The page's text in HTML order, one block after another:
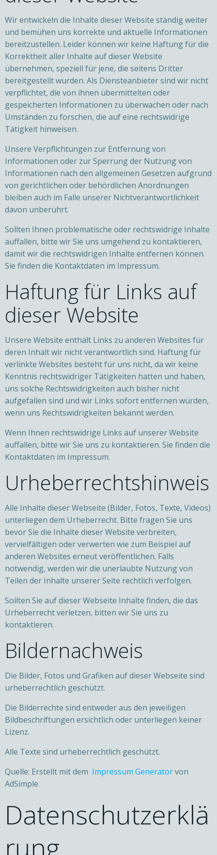
Wir entwickeln die Inhalte dieser Website ständig weiter
und bemühen uns korrekte und aktuelle Informationen
bereitzustellen. Leider können wir keine Haftung für die
Korrektheit aller Inhalte auf dieser Website
übernehmen, speziell für jene, die seitens Dritter
bereitgestellt wurden. Als Diensteanbieter sind wir nicht
verpflichtet, die von ihnen übermittelten oder
gespeicherten Informationen zu überwachen oder nach
Umständen zu forschen, die auf eine rechtswidrige
Tätigkeit hinweisen.
Unsere Verpflichtungen zur Entfernung von
Informationen oder zur Sperrung der Nutzung von
Informationen nach den allgemeinen Gesetzen aufgrund
von gerichtlichen oder behördlichen Anordnungen
bleiben auch im Falle unserer Nichtverantwortlichkeit
davon unberührt.
Sollten Ihnen problematische oder rechtswidrige Inhalte
auffallen, bitte wir Sie uns umgehend zu kontaktieren,
damit wir die rechtswidrigen Inhalte entfernen können.
Sie finden die Kontaktdaten im Impressum.
Haftung für Links auf
dieser Website
Unsere Website enthält Links zu anderen Websites für
deren Inhalt wir nicht verantwortlich sind. Haftung für
verlinkte Websites besteht für uns nicht, da wir keine
Kenntnis rechtswidriger Tätigkeiten hatten und haben,
uns solche Rechtswidrigkeiten auch bisher nicht
aufgefallen sind und wir Links sofort entfernen würden,
wenn uns Rechtswidrigkeiten bekannt werden.
Wenn Ihnen rechtswidrige Links auf unserer Website
auffallen, bitte wir Sie uns zu kontaktieren. Sie finden die
Kontaktdaten im Impressum.
Urheberrechtshinweis
Alle Inhalte dieser Webseite (Bilder, Fotos, Texte, Videos)
unterliegen dem Urheberrecht. Bitte fragen Sie uns
bevor Sie die Inhalte dieser Website verbreiten,
vervielfältigen oder verwerten wie zum Beispiel auf
anderen Websites erneut veröffentlichen. Falls
notwendig, werden wir die unerlaubte Nutzung von
Teilen der Inhalte unserer Seite rechtlich verfolgen.
Sollten Sie auf dieser Webseite Inhalte finden, die das
Urheberrecht verletzen, bitten wir Sie uns zu
kontaktieren.
Bildernachweis
Die Bilder, Fotos und Grafiken auf dieser Webseite sind
urheberrechtlich geschützt.
Die Bilderrechte sind entweder aus den jeweiligen
Bildbeschriftungen ersichtlich oder unterliegen keiner
Lizenz.
Alle Texte sind urheberrechtlich geschützt.
Quelle: Erstellt mit dem Impressum Generatorvon
AdSimple
Datenschutzerklä
rung